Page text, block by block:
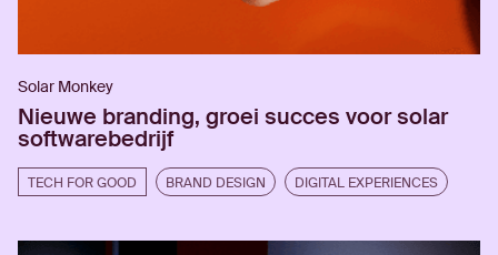
Solar Monkey
Nieuwe branding, groei succes voor solar
softwarebedrijf
TECH FOR GOOD BRAND DESIGN DIGITAL EXPERIENCES